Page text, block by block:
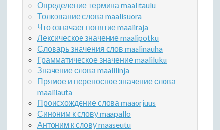
Определение термина maalitaulu
Толкование слова maalisuora
Что означает понятие maaliraja
Лексическое значение maalipotku
Словарь значения слов maalinauha
Грамматическое значение maaliluku
Значение слова maalilinja
Прямое и переносное значение слова
maalilauta
Происхождение слова maaorjuus
Синоним к слову maapallo
Антоним к слову maaseutu